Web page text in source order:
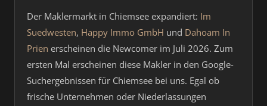
Der Maklermarkt in Chiemsee expandiert: Im
Suedwesten, Happy Immo GmbH und Dahoam In
Prien erscheinen die Newcomer im Juli 2026. Zum
ersten Mal erscheinen diese Makler in den Google-
Suchergebnissen für Chiemsee bei uns. Egal ob
frische Unternehmen oder Niederlassungen